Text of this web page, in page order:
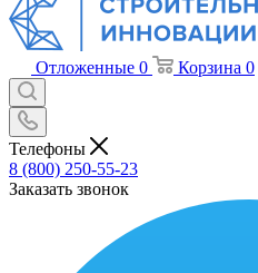
Отложенные 0 Корзина 0
Телефоны
8 (800) 250-55-23
Заказать звонок